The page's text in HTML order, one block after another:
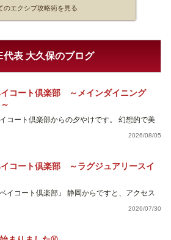
のエクシブ攻略術を見る
代表 大久保のブログ
イコート倶楽部 ～メインダイニング
コート倶楽部からの夕やけです。 幻想的で美
2026/08/05
コート倶楽部 ～ラグジュアリースイ
ベイコート倶楽部』 静岡からですと、アクセス
2026/07/30